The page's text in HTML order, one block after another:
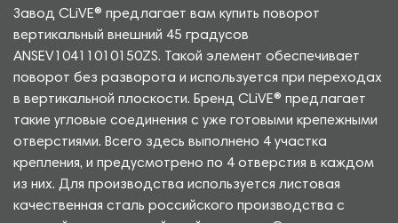
Завод CLiVE® предлагает вам купить поворот
вертикальный внешний 45 градусов
ANSEV10411010150ZS. Такой элемент обеспечивает
поворот без разворота и используется при переходах
в вертикальной плоскости. Бренд CLiVE® предлагает
такие угловые соединения с уже готовыми крепежными
отверстиями. Всего здесь выполнено 4 участка
крепления, и предусмотрено по 4 отверстия в каждом
из них. Для производства используется листовая
качественная сталь российского производства с